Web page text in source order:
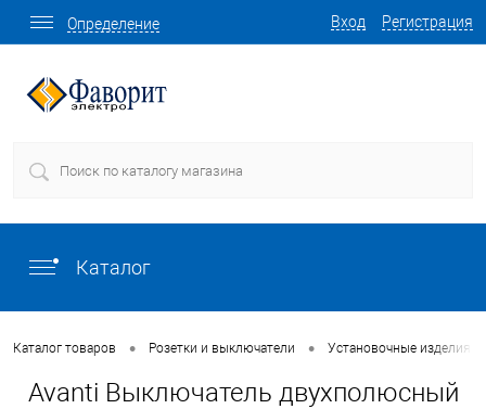
Вход Регистрация
Определение
Каталог
Каталог товаров • Розетки и выключатели • Установочные изделия
Avanti Выключатель двухполюсный